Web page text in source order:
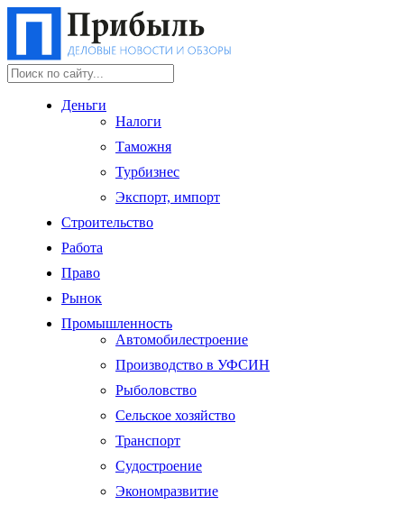
Деньги
Налоги
Таможня
Турбизнес
Экспорт, импорт
Строительство
Работа
Право
Рынок
Промышленность
Автомобилестроение
Производство в УФСИН
Рыболовство
Сельское хозяйство
Транспорт
Судостроение
Экономразвитие